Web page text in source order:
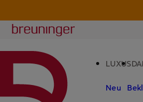
Breuninger
LUXUS
Neu